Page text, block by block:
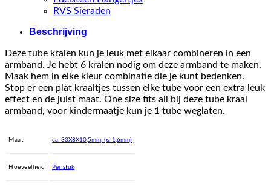
RVS Sieraden
Beschrijving
Deze tube kralen kun je leuk met elkaar combineren in een
armband. Je hebt 6 kralen nodig om deze armband te maken.
Maak hem in elke kleur combinatie die je kunt bedenken.
Stop er een plat kraaltjes tussen elke tube voor een extra leuk
effect en de juist maat. One size fits all bij deze tube kraal
armband, voor kindermaatje kun je 1 tube weglaten.
Maat ca. 33X8X10,5mm, (ᴓ 1,6mm)
Hoeveelheid Per stuk